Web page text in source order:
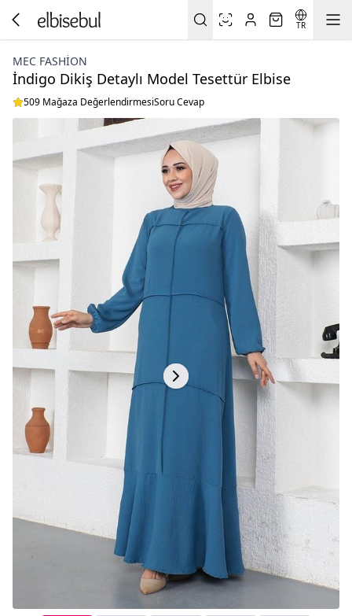
TR
MEC FASHION
İndigo Dikiş Detaylı Model Tesettür Elbise
509 Mağaza DeğerlendirmesiSoru Cevap